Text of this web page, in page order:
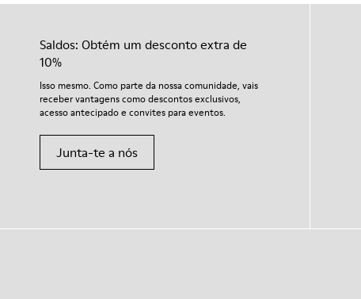
Saldos: Obtém um desconto extra de
10%
Isso mesmo. Como parte da nossa comunidade, vais
receber vantagens como descontos exclusivos,
acesso antecipado e convites para eventos.
Junta-te a nós